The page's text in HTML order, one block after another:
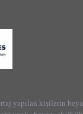
yapılan kişilerin